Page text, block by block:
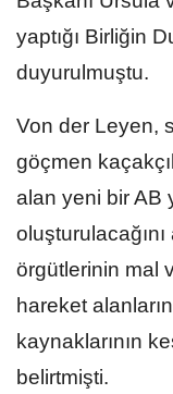
yaptığı Birliğin
duyurulmuştu.
Von der Leyen,
göçmen
alan yeni bir AB
örgütlerinin mal
hareket
kaynaklarının
belirtmişti.